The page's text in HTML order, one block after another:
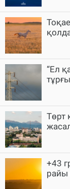
“Ел
Төрт
+43
райы